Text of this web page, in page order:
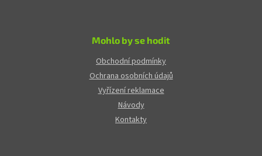
Mohlo by se hodit
Obchodní podmínky
Ochrana osobních údajů
Vyřízení reklamace
Návody
Kontakty